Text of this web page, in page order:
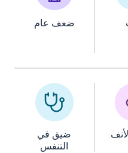
ضعف عام
ضيق في
التنفس